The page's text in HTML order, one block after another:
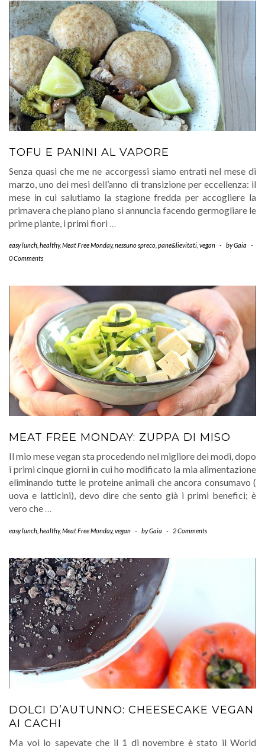
TOFU E PANINI AL VAPORE
Senza quasi che me ne accorgessi siamo entrati nel mese di
marzo, uno dei mesi dell’anno di transizione per eccellenza: il
mese in cui salutiamo la stagione fredda per accogliere la
primavera che piano piano si annuncia facendo germogliare le
prime piante, i primi fiori …
easy lunch healthy,Meat Free Monday,nessuno spreco pane&lievitati vegan - byGaia
-
0 Comments
MEAT FREE MONDAY: ZUPPA DI MISO
Il mio mese vegan sta procedendo nel migliore dei modi, dopo
i primi cinque giorni in cui ho modificato la mia alimentazione
eliminando tutte le proteine animali che ancora consumavo (
uova e latticini), devo dire che sento già i primi benefici; è
vero che …
easy lunch healthy,Meat Free Monday,vegan - byGaia - 2 Comments
DOLCI D’AUTUNNO: CHEESECAKE VEGAN
AI CACHI
Ma voi lo sapevate che il 1 di novembre è stato il World